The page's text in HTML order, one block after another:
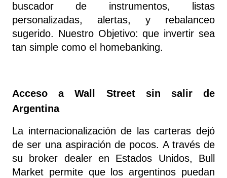
buscador de instrumentos, listas
personalizadas, alertas, y rebalanceo
sugerido. Nuestro Objetivo: que invertir sea
tan simple como el homebanking.
Acceso a Wall Street sin salir de
Argentina
La internacionalización de las carteras dejó
de ser una aspiración de pocos. A través de
su broker dealer en Estados Unidos, Bull
Market permite que los argentinos puedan